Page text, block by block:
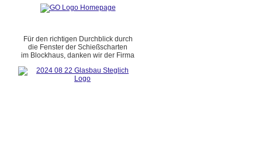
Für den richtigen Durchblick durch
die Fenster der Schießscharten
im Blockhaus, danken wir der Firma